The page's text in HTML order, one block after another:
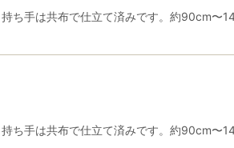
手は共布で仕立て済みです。約90cm〜
手は共布で仕立て済みです。約90cm〜